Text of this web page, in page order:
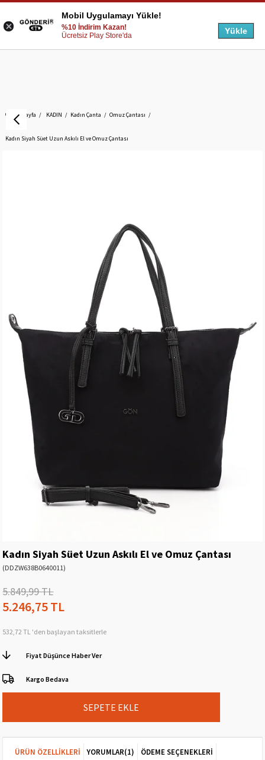
Anasayfa KADIN Kadın Çanta Omuz Çantası
Kadın Siyah Süet Uzun Askılı El ve Omuz Çantası
Kadın Siyah Süet Uzun Askılı El ve Omuz Çantası
(DDZW638B0640011)
5.849,99 TL
5.246,75 TL
532,72 TL 'den başlayan taksitlerle
Fiyat Düşünce Haber Ver
Kargo Bedava
ÜRÜN ÖZELLIKLERI YORUMLAR(1)
ÖDEME SEÇENEKLERI
Mobil Uygulamayı Yükle!
%10 İndirim Kazan!
Ücretsiz Play Store'da
Yükle